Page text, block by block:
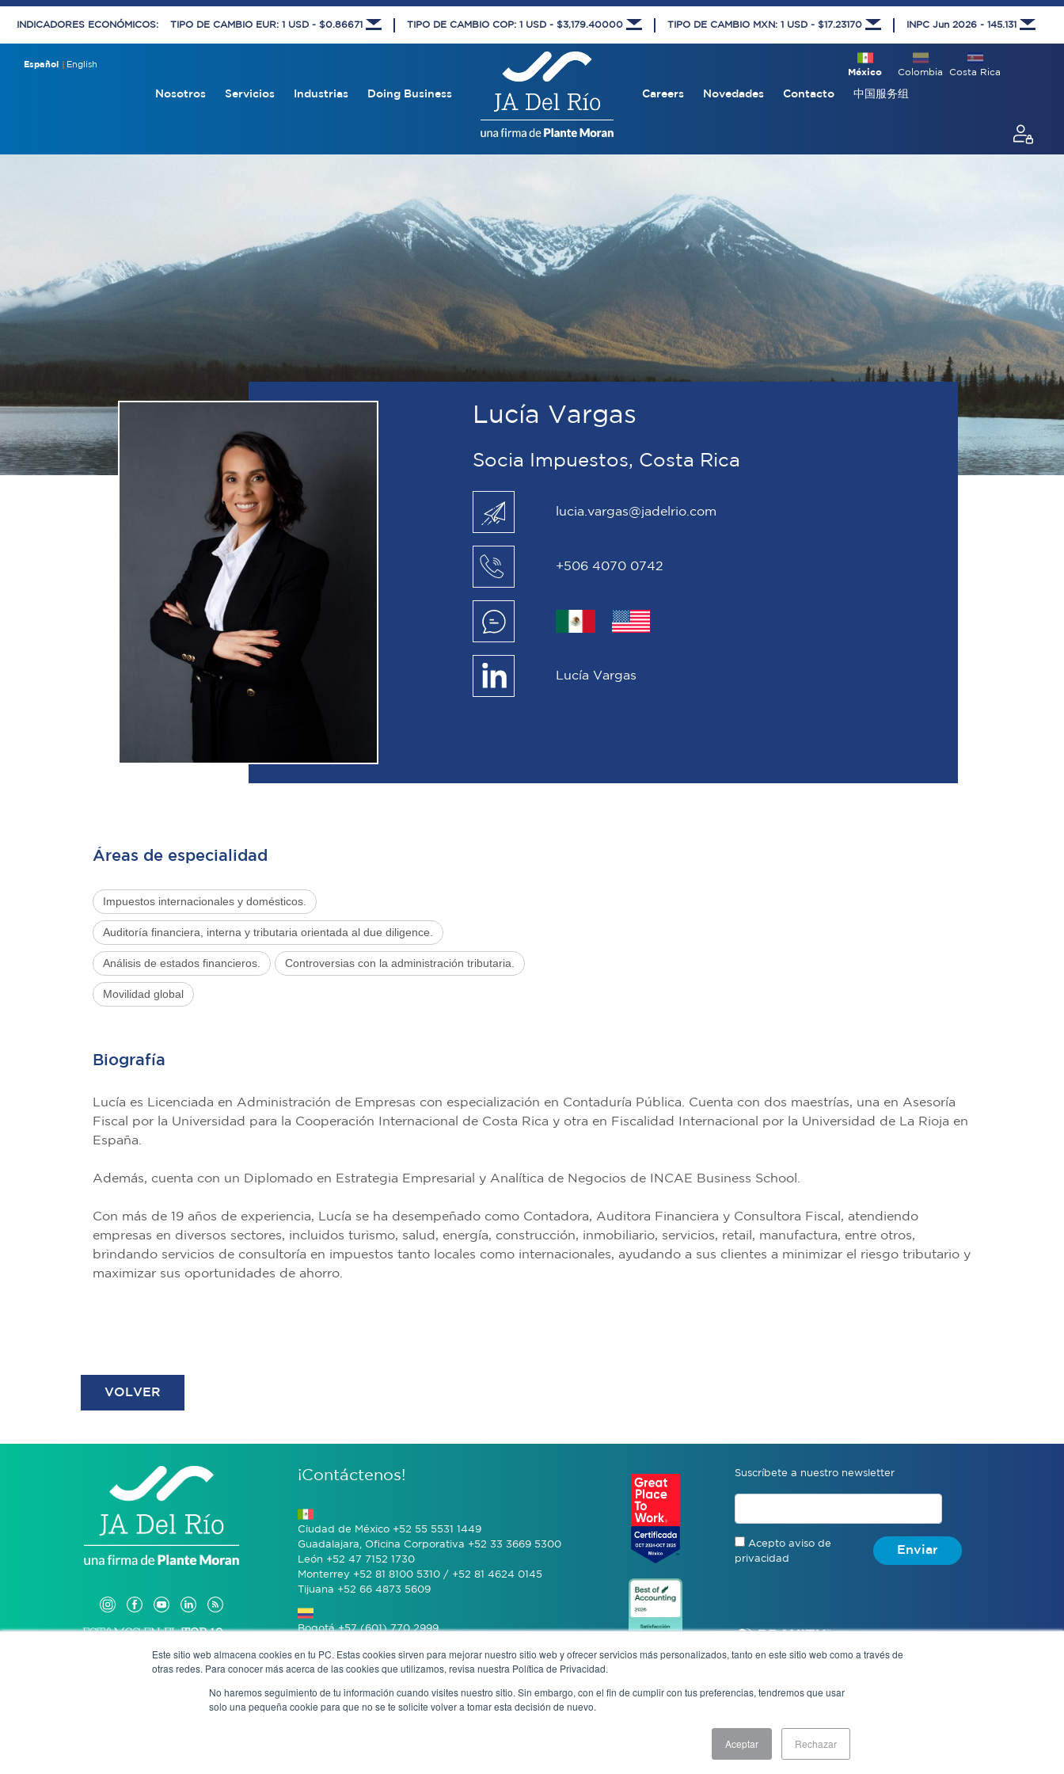
Este sitio web almacena cookies en tu PC. Estas cookies sirven para mejorar nuestro sitio web y ofrecer servicios más personalizados, tanto en este sitio web como a través de
otras redes. Para conocer más acerca de las cookies que utilizamos, revisa nuestra Política de Privacidad.
No haremos seguimiento de tu información cuando visites nuestro sitio. Sin embargo, con el fin de cumplir con tus preferencias, tendremos que usar
solo una pequeña cookie para que no se te solicite volver a tomar esta decisión de nuevo.
Aceptar Rechazar
INDICADORES ECONÓMICOS: TIPO DE CAMBIO EUR: 1 USD - $0.86671 TIPO DE CAMBIO COP: 1 USD - $3,179.40000 TIPO DE CAMBIO MXN: 1 USD - $17.23170 INPC Jun 2026 - 145.131
Español English
Costa Rica
Colombia
México
Nosotros Servicios Industrias Doing Business Careers Novedades Contacto 中国服务组
Lucía Vargas
Socia Impuestos, Costa Rica
lucia.vargas@jadelrio.com
+506 4070 0742
Lucía Vargas
Áreas de especialidad
Impuestos internacionales y domésticos.
Auditoría financiera, interna y tributaria orientada al due diligence.
Análisis de estados financieros. Controversias con la administración tributaria.
Movilidad global
Biografía
Lucía es Licenciada en Administración de Empresas con especialización en Contaduría Pública. Cuenta con dos maestrías, una en Asesoría
Fiscal por la Universidad para la Cooperación Internacional de Costa Rica y otra en Fiscalidad Internacional por la Universidad de La Rioja en
España.
Además, cuenta con un Diplomado en Estrategia Empresarial y Analítica de Negocios de INCAE Business School.
Con más de 19 años de experiencia, Lucía se ha desempeñado como Contadora, Auditora Financiera y Consultora Fiscal, atendiendo
empresas en diversos sectores, incluidos turismo, salud, energía, construcción, inmobiliario, servicios, retail, manufactura, entre otros,
brindando servicios de consultoría en impuestos tanto locales como internacionales, ayudando a sus clientes a minimizar el riesgo tributario y
maximizar sus oportunidades de ahorro.
VOLVER
¡Contáctenos!
Ciudad de México +52 55 5531 1449
Guadalajara, Oficina Corporativa +52 33 3669 5300
León +52 47 7152 1730
Monterrey +52 81 8100 5310 / +52 81 4624 0145
Tijuana +52 66 4873 5609
Bogotá +57 (601) 770 2999
San José +506 4070 0742
Suscríbete a nuestro newsletter
Acepto aviso de
privacidad
Enviar
Aviso de privacidad